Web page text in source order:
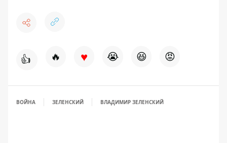
👍 🔥 ♥ 😭 😆 😡
ВОЙНА ЗЕЛЕНСКИЙ ВЛАДИМИР ЗЕЛЕНСКИЙ